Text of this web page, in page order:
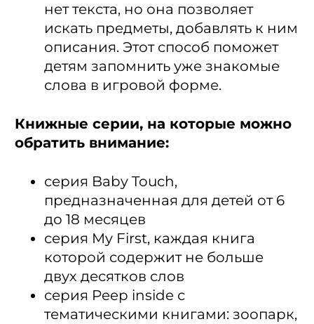
нет текста, но она позволяет
искать предметы, добавлять к ним
описания. Этот способ поможет
детям запомнить уже знакомые
слова в игровой форме.
Книжные серии, на которые можно
обратить внимание:
серия Baby Touch,
предназначенная для детей от 6
до 18 месяцев
серия My First, каждая книга
которой содержит не больше
двух десятков слов
серия Peep inside с
тематическими книгами: зоопарк,